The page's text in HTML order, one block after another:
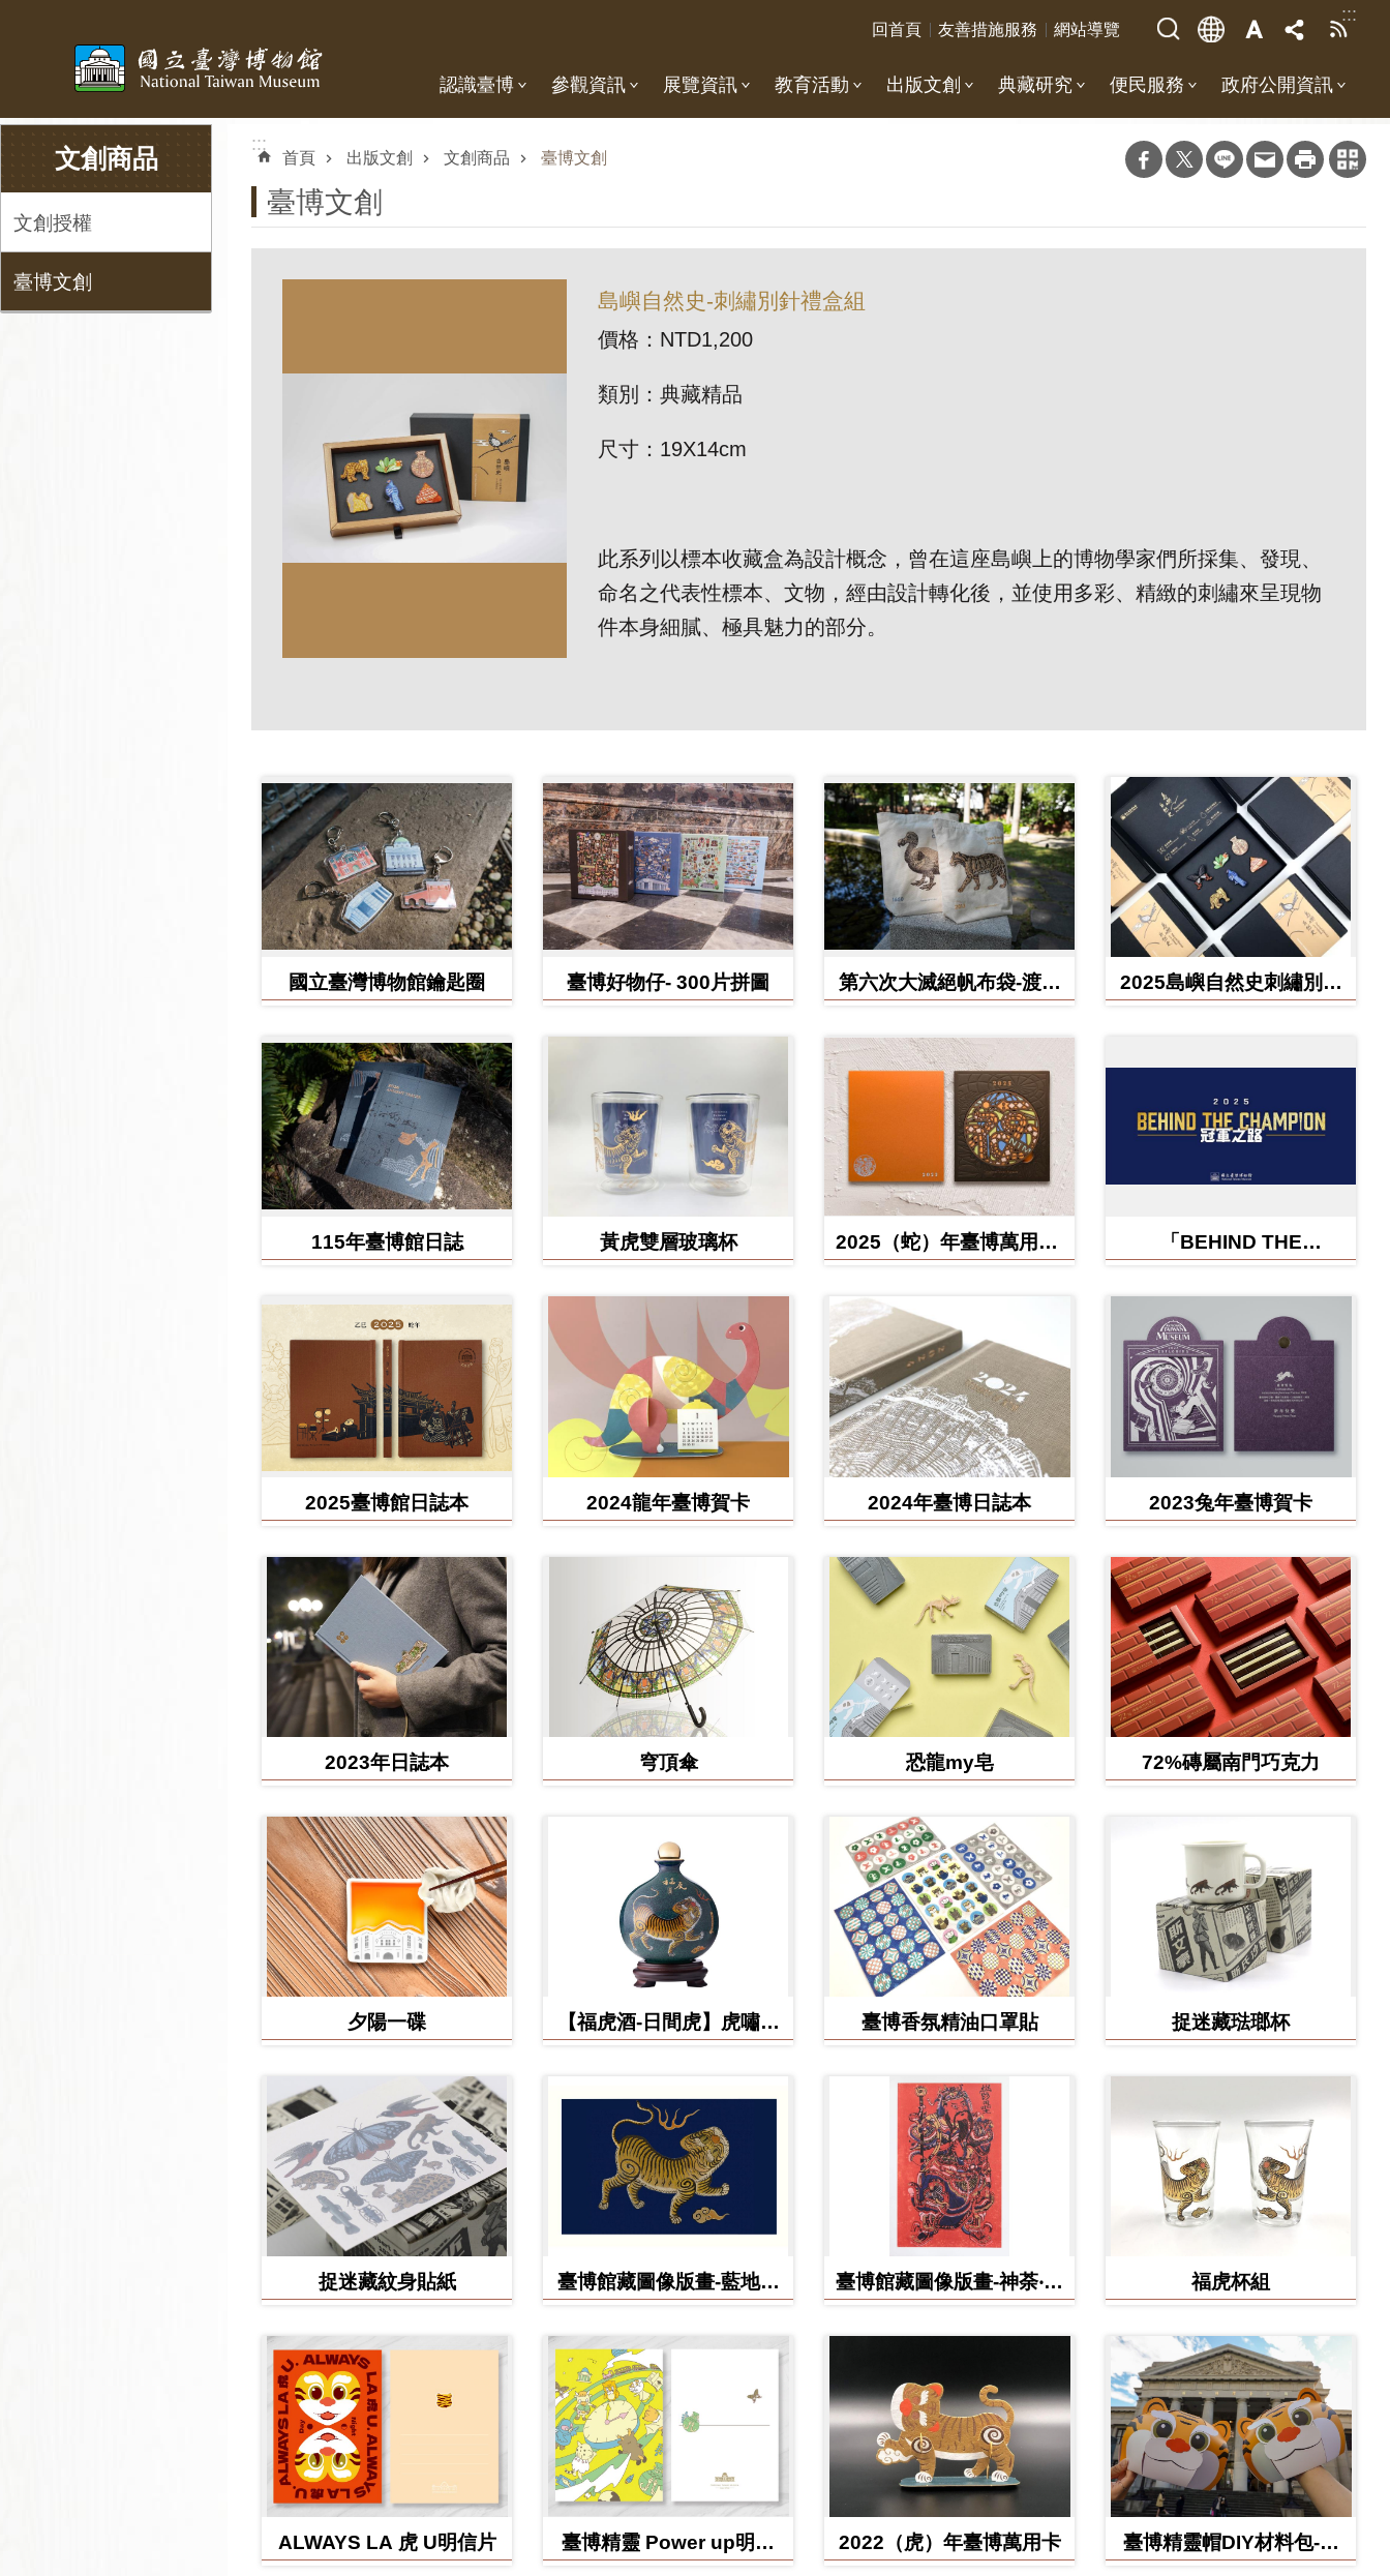
:::
回首頁 友善措施服務 網站導覽
認識臺博 參觀資訊 展覽資訊 教育活動 出版文創 典藏研究 便民服務 政府公開資訊
文創商品
文創授權
臺博文創
:::
首頁 出版文創 文創商品 臺博文創
臺博文創
島嶼自然史-刺繡別針禮盒組
價格：NTD1,200
類別：典藏精品
尺寸：19X14cm
此系列以標本收藏盒為設計概念，曾在這座島嶼上的博物學家們所採集、發現、
命名之代表性標本、文物，經由設計轉化後，並使用多彩、精緻的刺繡來呈現物
件本身細膩、極具魅力的部分。
國立臺灣博物館鑰匙圈 臺博好物仔- 300片拼圖
第六次大滅絕帆布袋-渡渡
牛
2025島嶼自然史刺繡別針
115年臺博館日誌 黃虎雙層玻璃杯
2025（蛇）年臺博萬用卡-
「BEHIND THE
展」紀念信封
2025臺博館日誌本 2024龍年臺博賀卡 2024年臺博日誌本 2023兔年臺博賀卡
2023年日誌本 穹頂傘 恐龍my皂 72%磚屬南門巧克力
夕陽一碟
【福虎酒-日間虎】虎嘯台
臺博香氛精油口罩貼 捉迷藏琺瑯杯
捉迷藏紋身貼紙
臺博館藏圖像版畫-藍地黃
臺博館藏圖像版畫-神荼‧鬱
福虎杯組
ALWAYS LA 虎 U明信片
臺博精靈 Power up明信
2022（虎）年臺博萬用卡
臺博精靈帽DIY材料包-虎